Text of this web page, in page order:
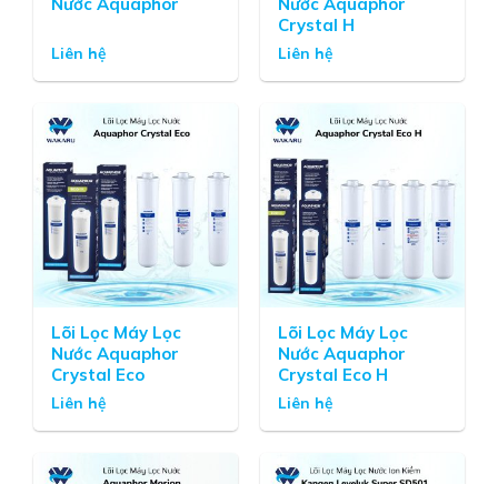
Liên hệ
Crystal H
Liên hệ
Lõi Lọc Máy Lọc
Nước Aquaphor
Crystal Eco
Liên hệ
Lõi Lọc Máy Lọc
Nước Aquaphor
Crystal Eco H
Liên hệ